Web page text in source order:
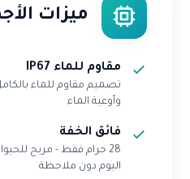
ميزات
مقاوم للماء IP67
تصميم مقاوم للماء
وأوعية الماء
فائق الخفة
28 جرام فقط - مريح
اليوم دون ملاحظة